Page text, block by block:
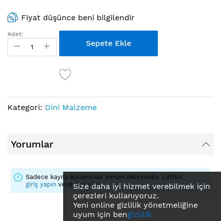
Size daha iyi hizmet verebilmek için
çerezleri kullanıyoruz.
Yeni online gizlilik yönetmeliğine
uyum için bengizlilik
Fiyat düşünce beni bilgilendir
Adet:
Sepete Ekle
Kategori: Dini Malzeme
Yorumlar
Sadece kayıtlı kullanıcılar yorum ekleyebilir. Lütfen
giriş yapın veyaüye olun